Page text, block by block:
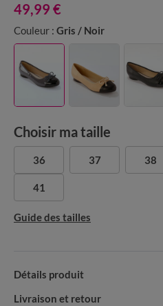
49,99 €
Couleur : Gris / Noir
Choisir ma taille
36 37 38
41
Guide des tailles
Détails produit
Livraison et retour